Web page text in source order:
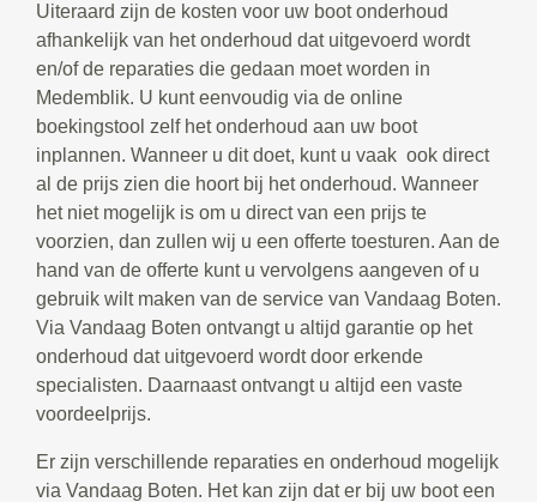
Uiteraard zijn de kosten voor uw boot onderhoud
afhankelijk van het onderhoud dat uitgevoerd wordt
en/of de reparaties die gedaan moet worden in
Medemblik. U kunt eenvoudig via de online
boekingstool zelf het onderhoud aan uw boot
inplannen. Wanneer u dit doet, kunt u vaak ook direct
al de prijs zien die hoort bij het onderhoud. Wanneer
het niet mogelijk is om u direct van een prijs te
voorzien, dan zullen wij u een offerte toesturen. Aan de
hand van de offerte kunt u vervolgens aangeven of u
gebruik wilt maken van de service van Vandaag Boten.
Via Vandaag Boten ontvangt u altijd garantie op het
onderhoud dat uitgevoerd wordt door erkende
specialisten. Daarnaast ontvangt u altijd een vaste
voordeelprijs.
Er zijn verschillende reparaties en onderhoud mogelijk
via Vandaag Boten. Het kan zijn dat er bij uw boot een